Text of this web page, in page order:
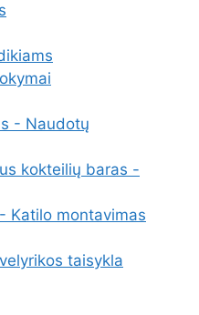
- Naudotų
kokteilių baras -
Katilo montavimas
taisykla